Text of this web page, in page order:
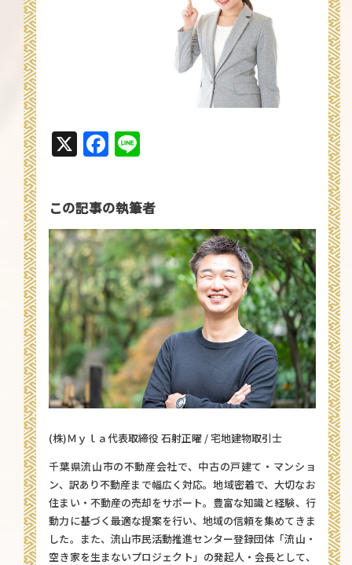
X Facebook
この記事の執筆者
(株)Ｍｙｌａ代表取締役 石射正曜 / 宅地建物取引士
千葉県流山市の不動産会社で、中古の戸建て・マンショ
ン、訳あり不動産まで幅広く対応。地域密着で、大切なお
住まい・不動産の売却をサポート。豊富な知識と経験、行
動力に基づく最適な提案を行い、地域の信頼を集めてきま
した。また、流山市民活動推進センター登録団体「流山・
空き家を生まないプロジェクト」の発起人・会長として、